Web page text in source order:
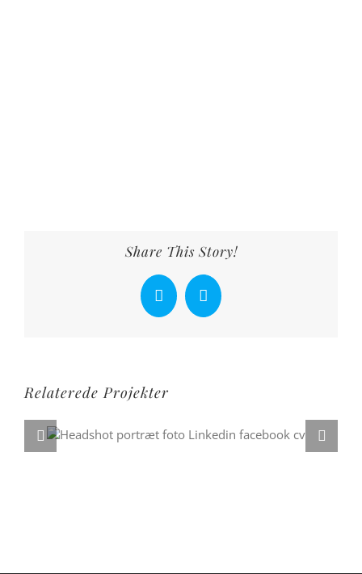
Share This Story!
Facebook
X
Relaterede Projekter